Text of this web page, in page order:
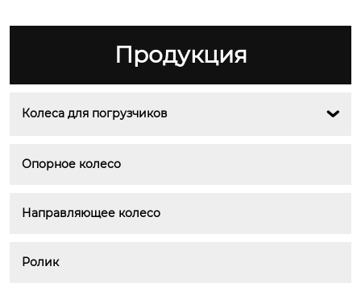
Продукция
Колеса для погрузчиков 
Опорное колесо
Направляющее колесо
Ролик